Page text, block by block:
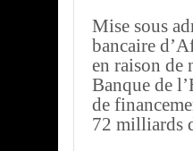
Mise sous
bancaire
en raison de
Banque de
de
72 milliards